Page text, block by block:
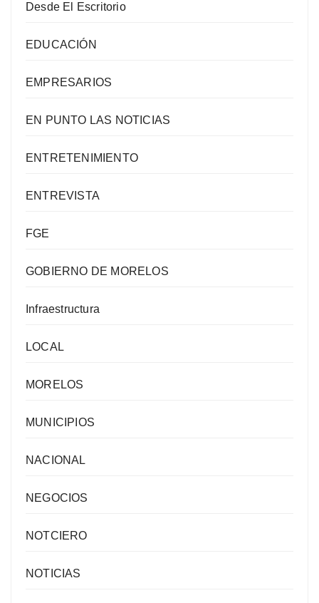
Desde El Escritorio
EDUCACIÓN
EMPRESARIOS
EN PUNTO LAS NOTICIAS
ENTRETENIMIENTO
ENTREVISTA
FGE
GOBIERNO DE MORELOS
Infraestructura
LOCAL
MORELOS
MUNICIPIOS
NACIONAL
NEGOCIOS
NOTCIERO
NOTICIAS